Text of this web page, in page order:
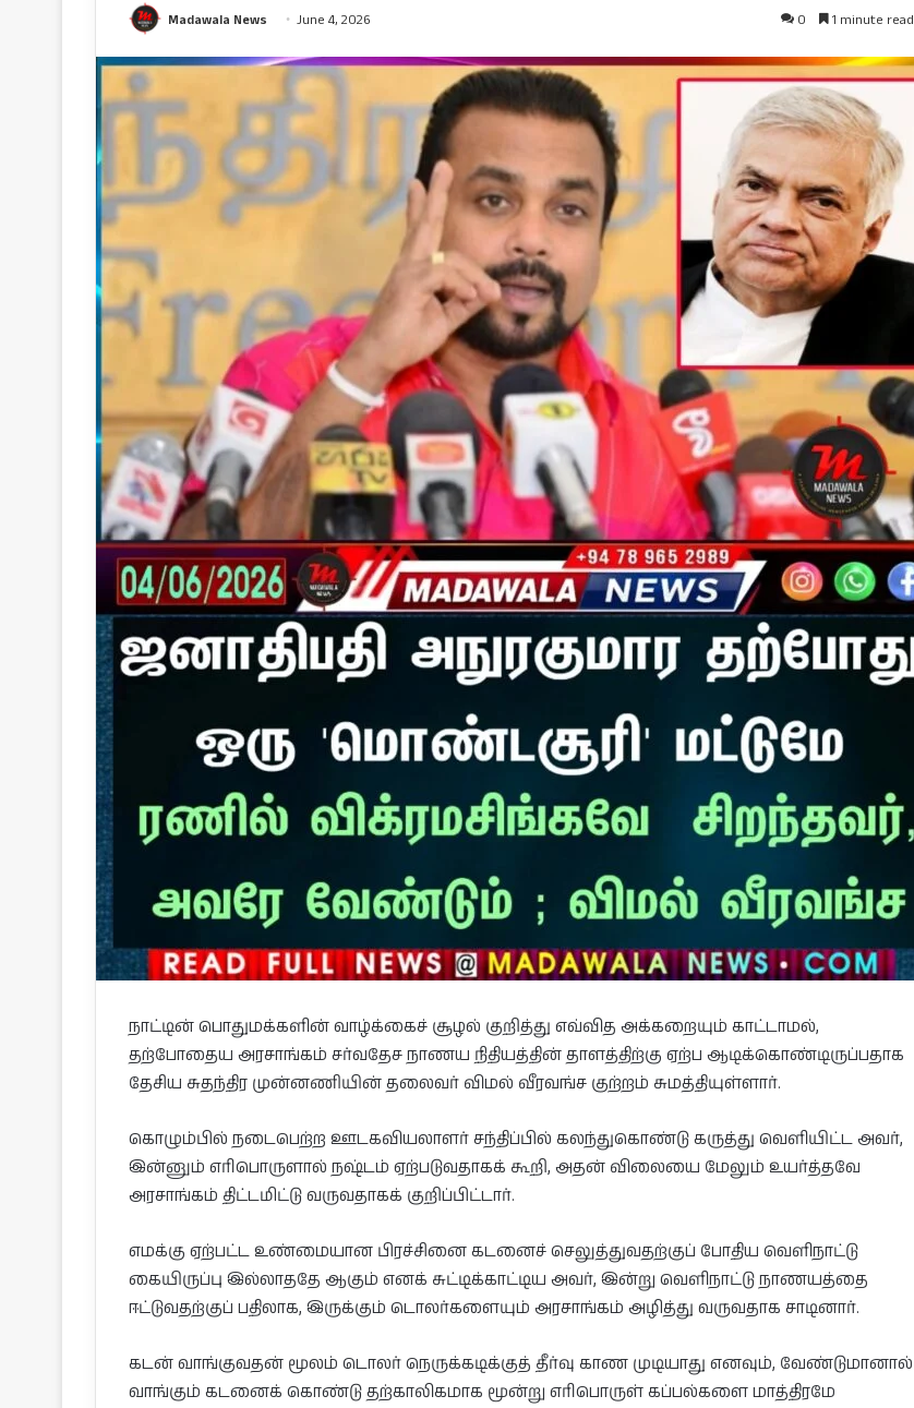
Madawala News June 4, 2026 0 1 minute read
நாட்டின் பொதுமக்களின் வாழ்க்கைச் சூழல் குறித்து எவ்வித அக்கறையும் காட்டாமல்,
தற்போதைய அரசாங்கம் சர்வதேச நாணய நிதியத்தின் தாளத்திற்கு ஏற்ப ஆடிக்கொண்டிருப்பதாக
தேசிய சுதந்திர முன்னணியின் தலைவர் விமல் வீரவங்ச குற்றம் சுமத்தியுள்ளார்.
கொழும்பில் நடைபெற்ற ஊடகவியலாளர் சந்திப்பில் கலந்துகொண்டு கருத்து வெளியிட்ட அவர்,
இன்னும் எரிபொருளால் நஷ்டம் ஏற்படுவதாகக் கூறி, அதன் விலையை மேலும் உயர்த்தவே
அரசாங்கம் திட்டமிட்டு வருவதாகக் குறிப்பிட்டார்.
எமக்கு ஏற்பட்ட உண்மையான பிரச்சினை கடனைச் செலுத்துவதற்குப் போதிய வெளிநாட்டு
கையிருப்பு இல்லாததே ஆகும் எனக் சுட்டிக்காட்டிய அவர், இன்று வெளிநாட்டு நாணயத்தை
ஈட்டுவதற்குப் பதிலாக, இருக்கும் டொலர்களையும் அரசாங்கம் அழித்து வருவதாக சாடினார்.
கடன் வாங்குவதன் மூலம் டொலர் நெருக்கடிக்குத் தீர்வு காண முடியாது எனவும், வேண்டுமானால்
வாங்கும் கடனைக் கொண்டு தற்காலிகமாக மூன்று எரிபொருள் கப்பல்களை மாத்திரமே